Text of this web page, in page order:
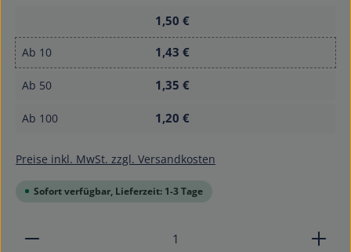
1,50 €
Ab 10 1,43 €
Ab 50 1,35 €
Ab 100 1,20 €
Preise inkl. MwSt. zzgl. Versandkosten
Sofort verfügbar, Lieferzeit: 1-3 Tage
Produkt Anzahl: Gib den gewünschten Wert ein